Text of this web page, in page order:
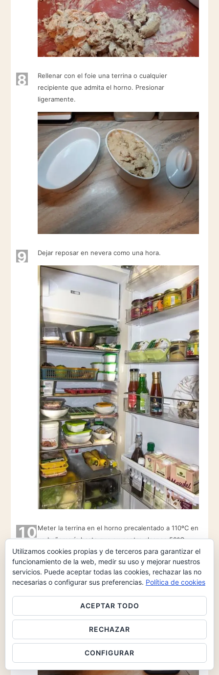
8
Rellenar con el foie una terrina o cualquier
recipiente que admita el horno. Presionar
ligeramente.
9 Dejar reposar en nevera como una hora.
10 Meter la terrina en el horno precalentado a 110ºC en
un bañomaría hasta que su centro alcance 52ºC
(serán entre 50 y 70 minutos, dependiendo del
horno).
Utilizamos cookies propias y de terceros para garantizar el
funcionamiento de la web, medir su uso y mejorar nuestros
servicios. Puede aceptar todas las cookies, rechazar las no
necesarias o configurar sus preferencias. Política de cookies
ACEPTAR TODO
RECHAZAR
CONFIGURAR